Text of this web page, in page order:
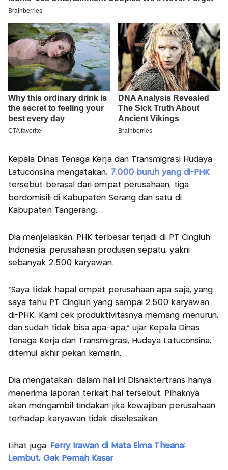
Kepala Dinas Tenaga Kerja dan Transmigrasi Hudaya
Latuconsina mengatakan, 7.000 buruh yang di-PHK
tersebut berasal dari empat perusahaan, tiga
berdomisili di Kabupaten Serang dan satu di
Kabupaten Tangerang.
Dia menjelaskan, PHK terbesar terjadi di PT Cingluh
Indonesia, perusahaan produsen sepatu, yakni
sebanyak 2.500 karyawan.
“Saya tidak hapal empat perusahaan apa saja, yang
saya tahu PT Cingluh yang sampai 2.500 karyawan
di-PHK. Kami cek produktivitasnya memang menurun,
dan sudah tidak bisa apa-apa,” ujar Kepala Dinas
Tenaga Kerja dan Transmigrasi, Hudaya Latuconsina,
ditemui akhir pekan kemarin.
Dia mengatakan, dalam hal ini Disnaktertrans hanya
menerima laporan terkait hal tersebut. Pihaknya
akan mengambil tindakan jika kewajiban perusahaan
terhadap karyawan tidak diselesaikan.
Lihat juga: Ferry Irawan di Mata Elma Theana:
Lembut, Gak Pernah Kasar